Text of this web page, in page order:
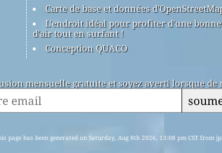
Carte de base et données
L'endroit idéal pour profiter d'une
d'air tout en surfant !
Conception QUACO
mensuelle gratuite et soyez averti lorsque
page has been generated on Saturday, Aug 8th 2026, 13:08 pm CST from